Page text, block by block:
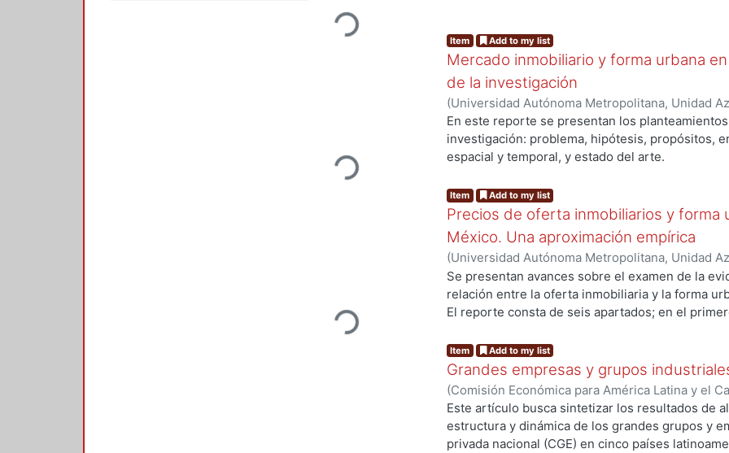
Loading...
habla sobre el enmarque de la política de
expone sobre la concepción y aplicación de la
se habla sobre los desafíos. PALABRAS CLAVE:
urbano. Capital en movimiento.
Loading...
Item Add to my list
Mercado inmobiliario y forma urbana
de la investigación
(Universidad Autónoma Metropolitana, Unidad
Sociales y Humanidades, Departamento de
Guillermo
En este reporte se presentan los
investigación: problema, hipótesis, propósitos,
espacial y temporal, y estado del arte.
puedan contribuir a explicar por qué la
puede visualizarse a partir de un modelo axial
Desarrollo urbano. Ciudades -- Crecimiento.
Loading...
Item Add to my list
Precios de oferta inmobiliarios y forma
México. Una aproximación empírica
(Universidad Autónoma Metropolitana, Unidad
Sociales y Humanidades, Departamento de
Guillermo
Se presentan avances sobre el examen de la
relación entre la oferta inmobiliaria y la forma
El reporte consta de seis apartados; en el
relevantes; en el tercero, se habla sobre la
se habla de la organización de los datos; en el
tratamiento de los datos; y en el sexto, se hace
PALABRAS CLAVE: Real property. Bienes
structure.
Item Add to my list
Grandes empresas y grupos
(Comisión Económica para América Latina y el
Celso;Peres, Wilson
Este artículo busca sintetizar los resultados de
estructura y dinámica de los grandes grupos y
privada nacional (CGE) en cinco países